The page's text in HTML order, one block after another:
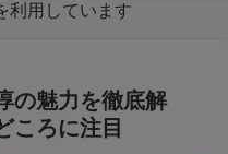
利用しています
の魅力を徹底解
ころに注目